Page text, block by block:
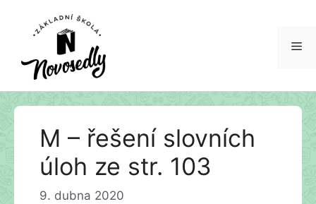
Přeskočit
M – řešení slovních
úloh ze str. 103
9. dubna 2020